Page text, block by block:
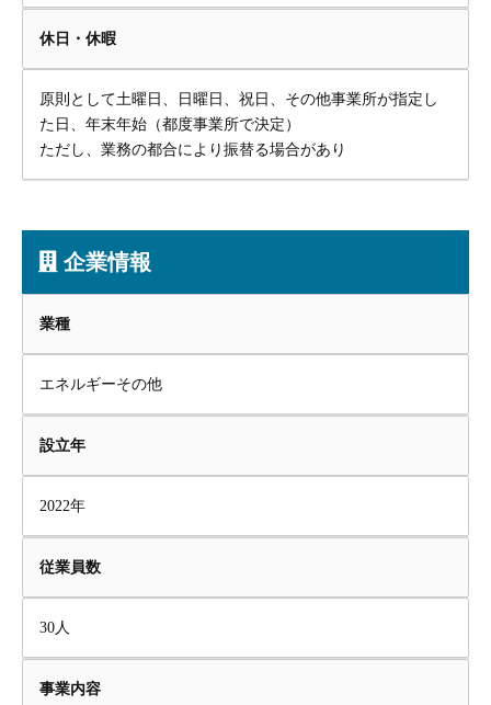
休日・休暇
原則として土曜日、日曜日、祝日、その他事業所が指定し
た日、年末年始（都度事業所で決定）
ただし、業務の都合により振替る場合があり
企業情報
業種
エネルギーその他
設立年
2022年
従業員数
30人
事業内容